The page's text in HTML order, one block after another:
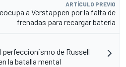
ARTÍCULO PREVIO
a Verstappen por la falta de
frenadas para recargar batería
de Russell
la batalla mental